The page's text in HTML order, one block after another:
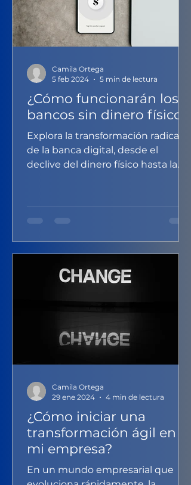
¿Cómo funcionarán los
bancos sin dinero físico?
Explora la transformación radical
de la banca digital, desde el
declive del dinero físico hasta la
Camila Ortega
5 feb 2024
5 min de lectura
¿Cómo iniciar una
transformación ágil en
mi empresa?
En un mundo empresarial que
Camila Ortega
29 ene 2024
4 min de lectura